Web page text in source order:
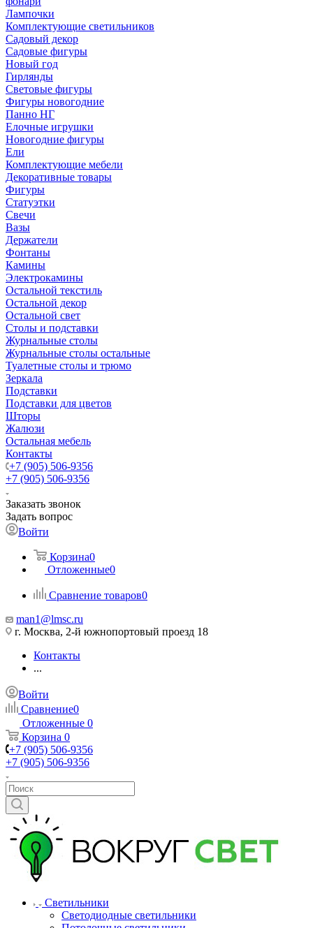
Лампочки
Комплектующие светильников
Садовый декор
Садовые фигуры
Новый год
Гирлянды
Световые фигуры
Фигуры новогодние
Панно НГ
Елочные игрушки
Новогодние фигуры
Ели
Комплектующие мебели
Декоративные товары
Фигуры
Статуэтки
Свечи
Вазы
Держатели
Фонтаны
Камины
Электрокамины
Остальной текстиль
Остальной декор
Остальной свет
Столы и подставки
Журнальные столы
Журнальные столы остальные
Туалетные столы и трюмо
Зеркала
Подставки
Подставки для цветов
Шторы
Жалюзи
Остальная мебель
Контакты
+7 (905) 506-9356
+7 (905) 506-9356
Заказать звонок
Задать вопрос
Войти
Корзина0
Отложенные0
Сравнение товаров0
man1@lmsc.ru
г. Москва, 2-й южнопортовый проезд 18
Контакты
...
Войти
Сравнение0
Отложенные 0
Корзина 0
+7 (905) 506-9356
+7 (905) 506-9356
Светильники
Светодиодные светильники